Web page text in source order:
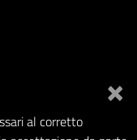
×
al corretto